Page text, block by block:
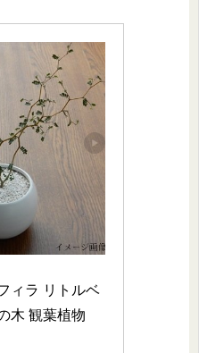
ィラ リトルベ
木 観葉植物